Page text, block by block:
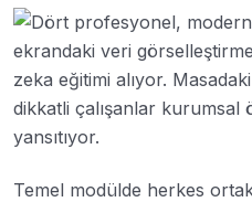
Temel modülde herkes